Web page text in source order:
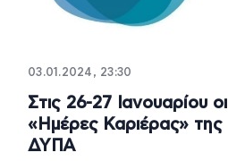
03.01.2024, 23:30
Στις 26-27 Ιανουαρίου οι
«Ημέρες Καριέρας» της
ΔΥΠΑ